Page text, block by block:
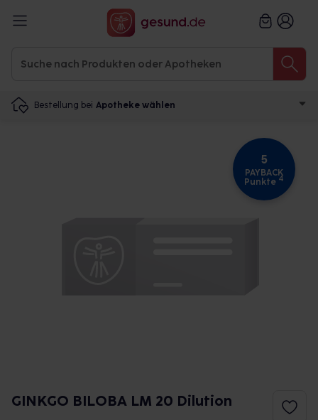
Bestellung bei Apotheke wählen
5
PAYBACK
Punkte 4
GINKGO BILOBA LM 20 Dilution